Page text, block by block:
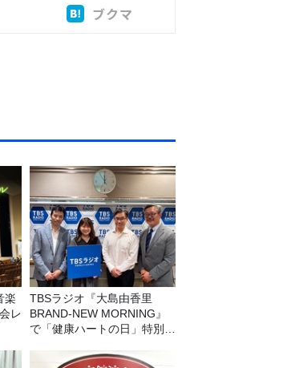
ブクマ
楽
レ
TBSラジオ『大島由香里
BRAND-NEW MORNING』
で「健康ハートの日」特別企